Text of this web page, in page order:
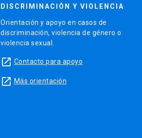
DISCRIMINACIÓN Y VIOLENCIA
Orientación y apoyo en casos de
discriminación, violencia de género o
violencia sexual.
launch Contacto para apoyo
launch Más orientación